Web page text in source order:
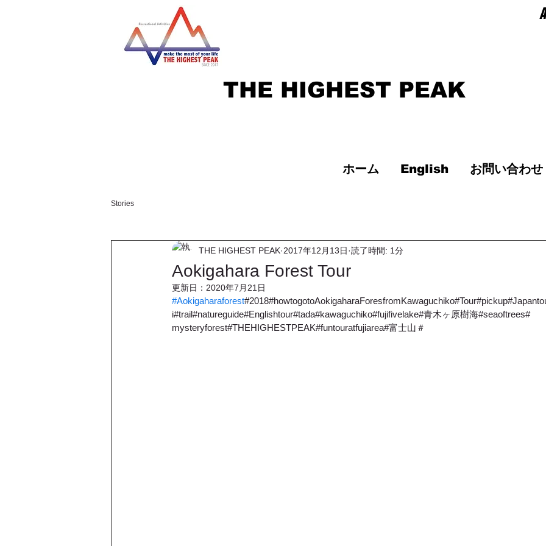
THE HIGHEST PEAK
ホーム English お問い合わせ
Stories
Aokigahara Forest Tour
THE HIGHEST PEAK 2017年12月13日 読了時間: 1分
更新日： 2020年7月21日
#Aokigaharaforest
i#trail#natureguide#Englishtour#tada#kawaguchiko#fujifivelake#青木ヶ原樹海#seaoftrees#
mysteryforest#THEHIGHESTPEAK#funtouratfujiarea#富士山＃